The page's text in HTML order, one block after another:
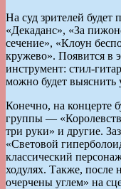
На суд зрителей будет
«Декаданс», «За
сечение», «Клоун
кружево». Появится в
инструмент: стил-
можно будет выяснить
Конечно, на концерте
группы —
три руки» и другие.
«Световой
классический
ходулях. Также, после
очерчены углем» на